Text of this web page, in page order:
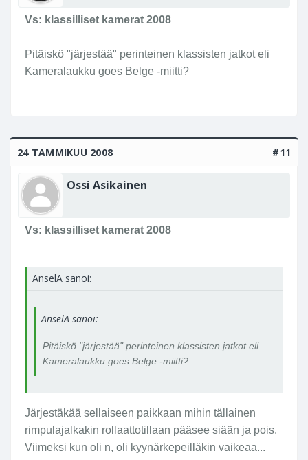
Vs: klassilliset kamerat 2008
Pitäiskö "järjestää" perinteinen klassisten jatkot eli
Kameralaukku goes Belge -miitti?
24 TAMMIKUU 2008 #11
Ossi Asikainen
Vs: klassilliset kamerat 2008
AnselA sanoi:
AnselA sanoi:
Pitäiskö "järjestää" perinteinen klassisten jatkot eli
Kameralaukku goes Belge -miitti?
Järjestäkää sellaiseen paikkaan mihin tällainen
rimpulajalkakin rollaattotillaan pääsee siään ja pois.
Viimeksi kun oli n, oli kyynärkepeilläkin vaikeaa...